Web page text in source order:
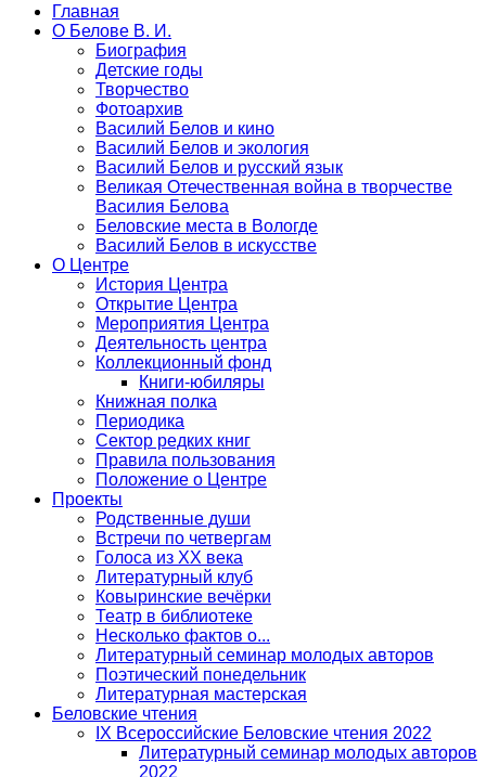
Главная
О Белове В. И.
Биография
Детские годы
Творчество
Фотоархив
Василий Белов и кино
Василий Белов и экология
Василий Белов и русский язык
Великая Отечественная война в творчестве
Василия Белова
Беловские места в Вологде
Василий Белов в искусстве
О Центре
История Центра
Открытие Центра
Мероприятия Центра
Деятельность центра
Коллекционный фонд
Книги-юбиляры
Книжная полка
Периодика
Сектор редких книг
Правила пользования
Положение о Центре
Проекты
Родственные души
Встречи по четвергам
Голоса из ХХ века
Литературный клуб
Ковыринские вечёрки
Театр в библиотеке
Несколько фактов о...
Литературный семинар молодых авторов
Поэтический понедельник
Литературная мастерская
Беловские чтения
IX Всероссийские Беловские чтения 2022
Литературный семинар молодых авторов
2022